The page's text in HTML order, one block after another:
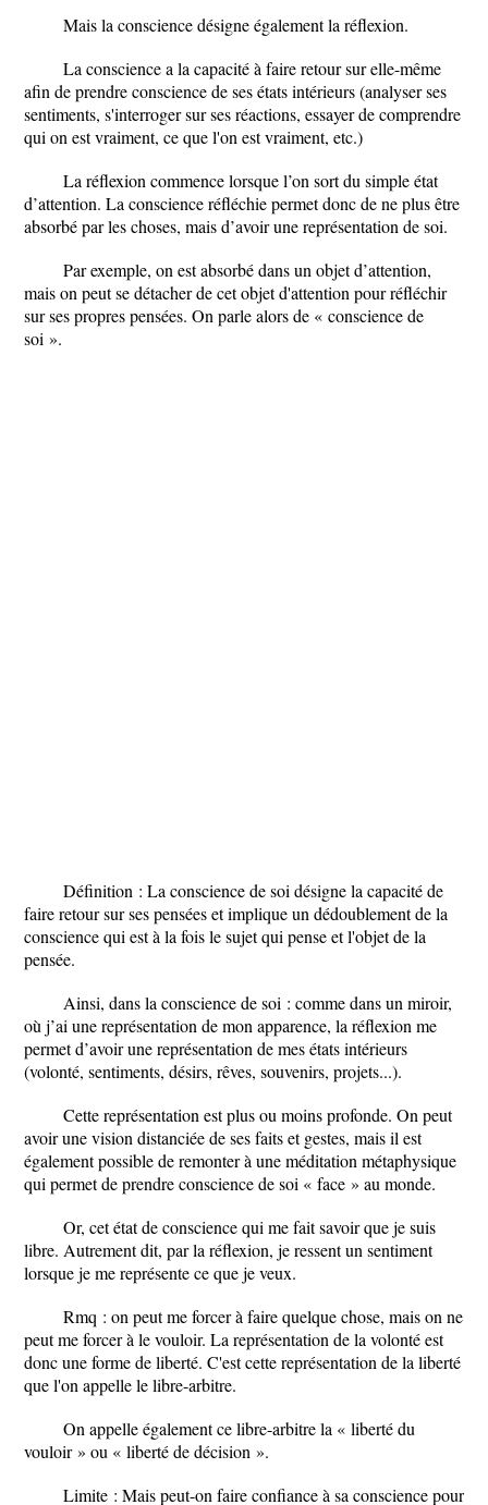
Mais la conscience désigne également la réflexion.
La conscience a la capacité à faire retour sur elle-même
afin de prendre conscience de ses états intérieurs (analyser ses
sentiments, s'interroger sur ses réactions, essayer de comprendre
qui on est vraiment, ce que l'on est vraiment, etc.)
La réflexion commence lorsque l’on sort du simple état
d’attention. La conscience réfléchie permet donc de ne plus être
absorbé par les choses, mais d’avoir une représentation de soi.
Par exemple, on est absorbé dans un objet d’attention,
mais on peut se détacher de cet objet d'attention pour réfléchir
sur ses propres pensées. On parle alors de « conscience de
soi ».
Définition : La conscience de soi désigne la capacité de
faire retour sur ses pensées et implique un dédoublement de la
conscience qui est à la fois le sujet qui pense et l'objet de la
pensée.
Ainsi, dans la conscience de soi : comme dans un miroir,
où j’ai une représentation de mon apparence, la réflexion me
permet d’avoir une représentation de mes états intérieurs
(volonté, sentiments, désirs, rêves, souvenirs, projets...).
Cette représentation est plus ou moins profonde. On peut
avoir une vision distanciée de ses faits et gestes, mais il est
également possible de remonter à une méditation métaphysique
qui permet de prendre conscience de soi « face » au monde.
Or, cet état de conscience qui me fait savoir que je suis
libre. Autrement dit, par la réflexion, je ressent un sentiment
lorsque je me représente ce que je veux.
Rmq : on peut me forcer à faire quelque chose, mais on ne
peut me forcer à le vouloir. La représentation de la volonté est
donc une forme de liberté. C'est cette représentation de la liberté
que l'on appelle le libre-arbitre.
On appelle également ce libre-arbitre la « liberté du
vouloir » ou « liberté de décision ».
Limite : Mais peut-on faire confiance à sa conscience pour